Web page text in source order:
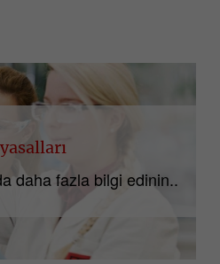
daha fazla bilgi edinin..